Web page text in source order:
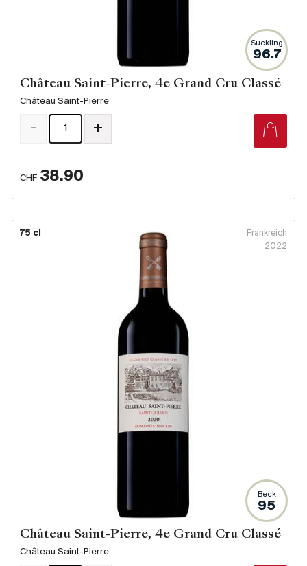
Suckling
96.7
Château Saint-Pierre, 4e Grand Cru Classé
Château Saint-Pierre
CHF 38.90
- +
75 cl
Frankreich
2022
Beck
95
Château Saint-Pierre, 4e Grand Cru Classé
Château Saint-Pierre